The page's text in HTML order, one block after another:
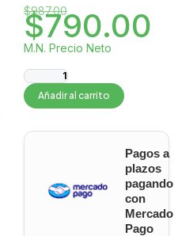
$987.00
$790.00
M.N. Precio Neto
Añadir al carrito
Pagos a
plazos
pagando
con
Mercado
Pago